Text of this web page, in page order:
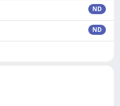
ND
ND